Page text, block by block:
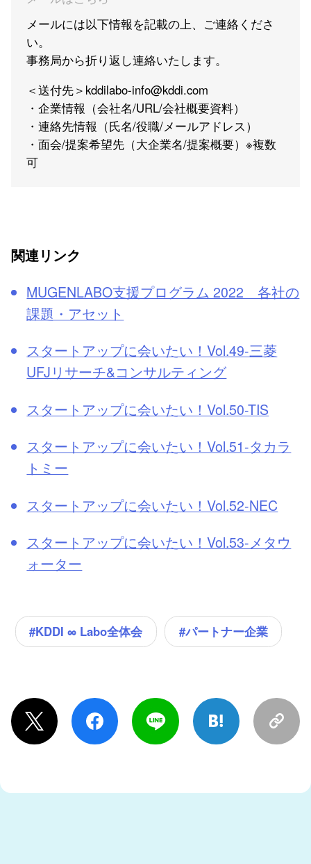
メールには以下情報を記載の上、ご連絡くださ
い。
事務局から折り返し連絡いたします。
＜送付先＞kddilabo-info@kddi.com
・企業情報（会社名/URL/会社概要資料）
・連絡先情報（氏名/役職/メールアドレス）
・面会/提案希望先（大企業名/提案概要）※複数
可
関連リンク
MUGENLABO支援プログラム 2022 各社の
課題・アセット
スタートアップに会いたい！Vol.49-三菱
UFJリサーチ&コンサルティング
スタートアップに会いたい！Vol.50-TIS
スタートアップに会いたい！Vol.51-タカラ
トミー
スタートアップに会いたい！Vol.52-NEC
スタートアップに会いたい！Vol.53-メタウ
ォーター
#KDDI ∞ Labo全体会 #パートナー企業